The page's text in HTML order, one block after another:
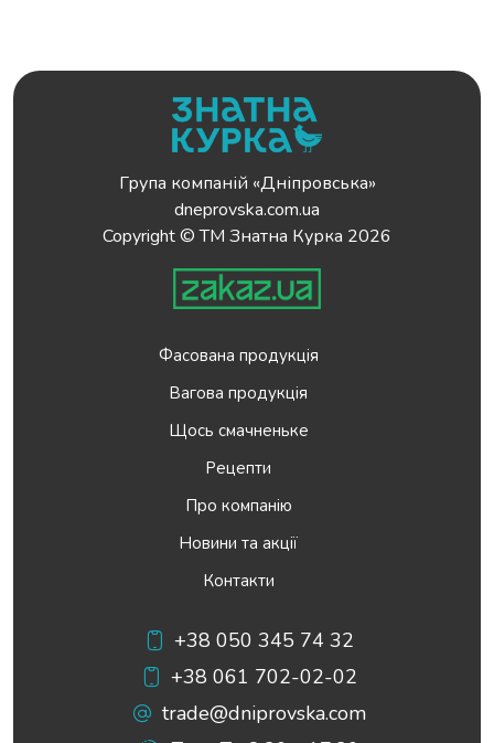
Група компаній «Дніпровська»
dneprovska.com.ua
Copyright © ТМ Знатна Курка 2026
Фасована продукція
Вагова продукція
Щось смачненьке
Рецепти
Про компанію
Новини та акції
Контакти
+38 050 345 74 32
+38 061 702-02-02
trade@dniprovska.com